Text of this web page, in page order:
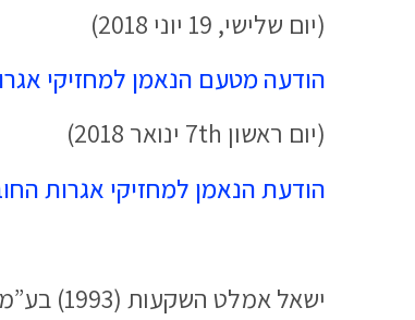
(יום שלישי, 19 יוני 2018)
הודעה מטעם הנאמן למחזיקי אגרות החוב
(יום ראשון 7th ינואר 2018)
הודעת הנאמן למחזיקי אגרות
ישאל אמלט השקעות (1993) בע”מ (בהסדר נושים) – חלוקת דיבידנד רביעי ופסיקת שכר טרחה ביניים